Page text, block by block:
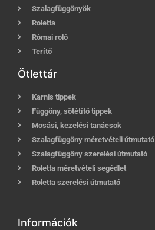
Szalagfüggönyök
Roletta
Római roló
Terítő
Ötlettár
Karnis tippek
Függöny, sötétítő tippek
Mosási, kezelési tanácsok
Szalagfüggöny méretvételi útmutató
Szalagfüggöny szerelési útmutató
Roletta méretvételi segédlet
Roletta szerelési útmutató
Információk